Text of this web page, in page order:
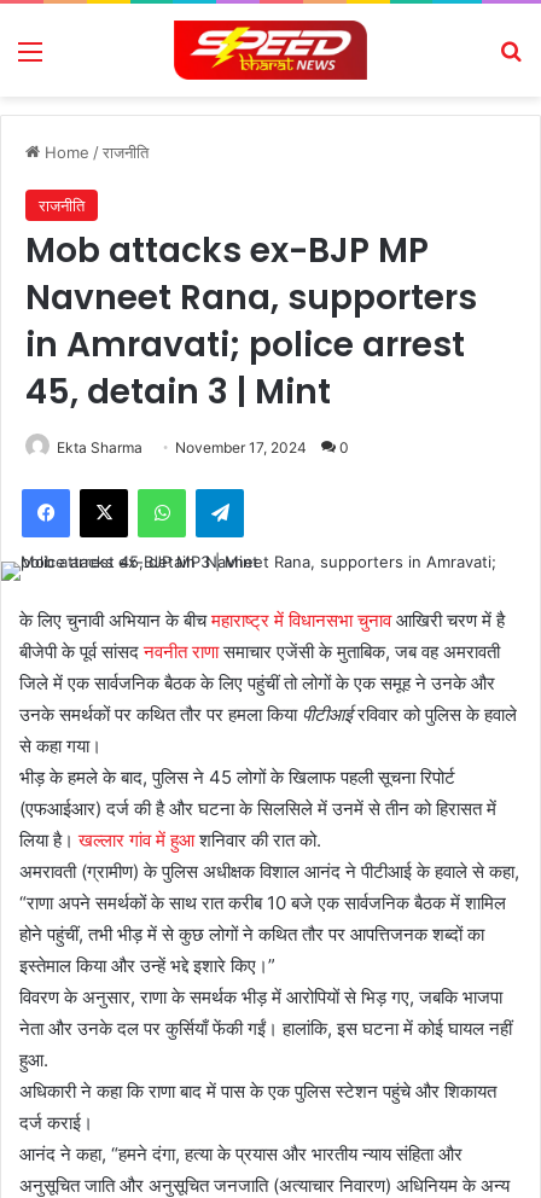
Menu
Home /राजनीति
राजनीति
Mob attacks ex-BJP MP
Navneet Rana, supporters
in Amravati; police arrest
45, detain 3 | Mint
Ekta Sharma November 17, 2024 0
Facebook
X WhatsAppTelegram
के लिए चुनावी अभियान के बीचमहाराष्ट्र में विधानसभा चुनावआखिरी चरण में है
बीजेपी के पूर्व सांसदनवनीत राणासमाचार एजेंसी के मुताबिक, जब वह अमरावती
जिले में एक सार्वजनिक बैठक के लिए पहुंचीं तो लोगों के एक समूह ने उनके और
उनके समर्थकों पर कथित तौर पर हमला कियापीटीआईरविवार को पुलिस के हवाले
से कहा गया।
भीड़ के हमले के बाद, पुलिस ने 45 लोगों के खिलाफ पहली सूचना रिपोर्ट
(एफआईआर) दर्ज की है और घटना के सिलसिले में उनमें से तीन को हिरासत में
लिया है।खल्लार गांव में हुआशनिवार की रात को.
अमरावती (ग्रामीण) के पुलिस अधीक्षक विशाल आनंद ने पीटीआई के हवाले से कहा,
“राणा अपने समर्थकों के साथ रात करीब 10 बजे एक सार्वजनिक बैठक में शामिल
होने पहुंचीं, तभी भीड़ में से कुछ लोगों ने कथित तौर पर आपत्तिजनक शब्दों का
इस्तेमाल किया और उन्हें भद्दे इशारे किए।”
विवरण के अनुसार, राणा के समर्थक भीड़ में आरोपियों से भिड़ गए, जबकि भाजपा
नेता और उनके दल पर कुर्सियाँ फेंकी गईं। हालांकि, इस घटना में कोई घायल नहीं
हुआ.
अधिकारी ने कहा कि राणा बाद में पास के एक पुलिस स्टेशन पहुंचे और शिकायत
दर्ज कराई।
आनंद ने कहा, “हमने दंगा, हत्या के प्रयास और भारतीय न्याय संहिता और
अनुसूचित जाति और अनुसूचित जनजाति (अत्याचार निवारण) अधिनियम के अन्य